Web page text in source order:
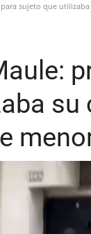
sujeto que
su